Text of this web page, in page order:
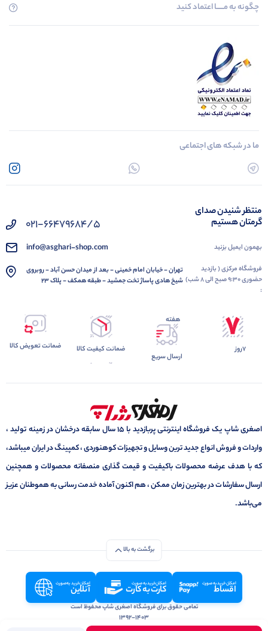
چگونه به مــــــا اعتماد کنید
ما در شبکه های اجتماعی
منتظر شنیدن صدای
گرمتان هستیم
بهمون ایمیل بزنید
فروشگاه مرکزی ( بازدید
حضوری 9:30 صبح الی 8 شب)
:
021-66479684/5
info@asghari-shop.com
تهران - خیابان امام خمینی - بعد از میدان حسن آباد - روبروی
شیخ هادی پاساژ تخت جمشید - طبقه همکف - پلاک 23
7روز
هفته
ارسال سریع
ضمانت کیفیت کالا ضمانت تعویض کالا
اصغری شاپ یک فروشگاه اینترنتی پربازدید با 15 سال سابقه درخشان در زمینه تولید ،
واردات و فروش انواع جدید ترین وسایل و تجهیزات کوهنوردی ، کمپینگ در ایران میباشد،
که با هدف عرضه محصولات باکیفیت و قیمت گذاری منصفانه محصولات و همچنین
ارسال سفارشات در بهترین زمان ممکن ، هم اکنون آماده خدمت رسانی به هموطنان عزیز
می‌باشد.
برگشت به بالا
امکان خرید به صورت
اقساط امکان خرید به صورت
کارت به کارت امکان خرید به صورت
آنلاین
تمامی حقوق برای فروشگاه اصغری شاپ محفوظ است
1392-1403
طراحی و توسعه توسط